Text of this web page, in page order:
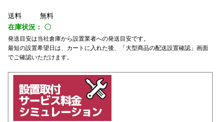
送料
無料
在庫状況： 〇
発送目安は当社倉庫から設置業者への発送目安です。
最短の設置希望日は、カートに入れた後、「大型商品の配送設置確認」画面
でご確認いただけます。